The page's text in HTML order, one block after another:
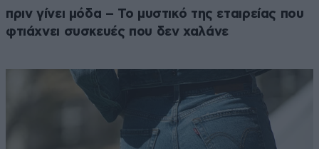
πριν γίνει μόδα – Το μυστικό της εταιρείας που
φτιάχνει συσκευές που δεν χαλάνε